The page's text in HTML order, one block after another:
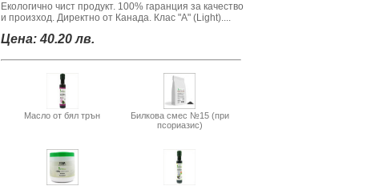
Екологично чист продукт. 100% гаранция за качество
и произход. Директно от Канада. Клас "А" (Light)....
Цена: 40.20 лв.
Масло от бял трън
Билкова смес №15 (при
псориазис)